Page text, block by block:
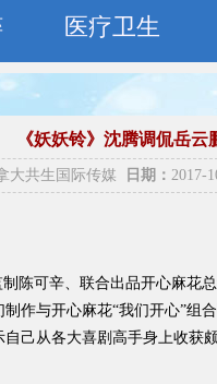
医疗卫生
《妖妖铃》沈腾调侃岳
大共生国际传媒 日期： 2017-
可辛、联合出品开心麻花
作与开心麻花“我们开心”
己从各大喜剧高手身上收获